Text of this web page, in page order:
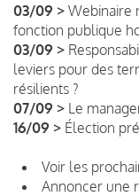
03/09 > Webinaire
fonction publique
03/09 >
leviers pour des
résilients ?
07/09 > Le
16/09 > Élection
Voir les
Annoncer une